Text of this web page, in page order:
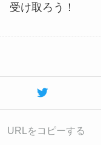
受け取ろう！
URLをコピーする